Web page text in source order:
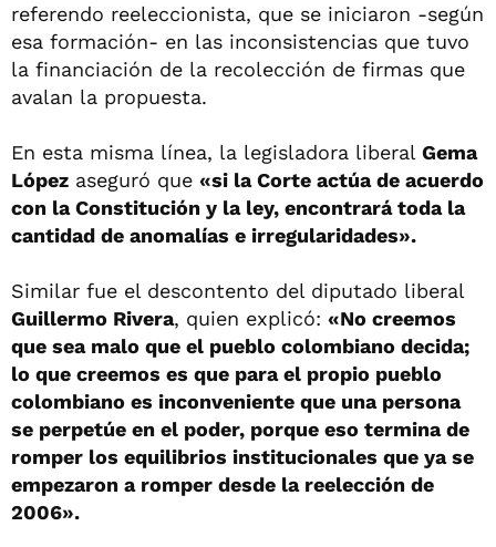
referendo reeleccionista, que se iniciaron -según
esa formación- en las inconsistencias que tuvo
la financiación de la recolección de firmas que
avalan la propuesta.
En esta misma línea, la legisladora liberal Gema
López aseguró que «si la Corte actúa de acuerdo
con la Constitución y la ley, encontrará toda la
cantidad de anomalías e irregularidades».
Similar fue el descontento del diputado liberal
Guillermo Rivera, quien explicó: «No creemos
que sea malo que el pueblo colombiano decida;
lo que creemos es que para el propio pueblo
colombiano es inconveniente que una persona
se perpetúe en el poder, porque eso termina de
romper los equilibrios institucionales que ya se
empezaron a romper desde la reelección de
2006».